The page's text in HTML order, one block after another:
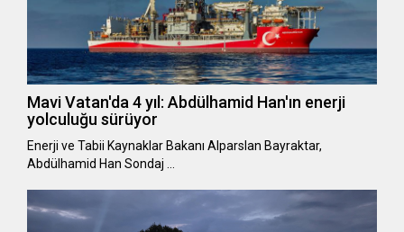
Mavi Vatan'da 4 yıl: Abdülhamid Han'ın enerji
yolculuğu sürüyor
Enerji ve Tabii Kaynaklar Bakanı Alparslan Bayraktar,
Abdülhamid Han Sondaj …